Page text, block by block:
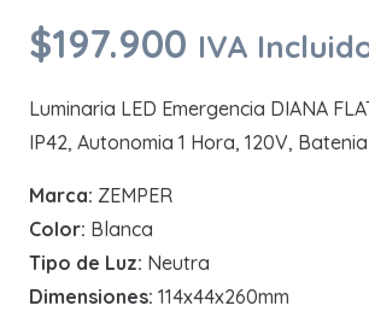
$197.900 IVA
Luminaria LED Emergencia DIANA
IP42, Autonomia 1 Hora, 120V,
Marca: ZEMPER
Color: Blanca
Tipo de Luz: Neutra
Dimensiones: 114x44x260mm